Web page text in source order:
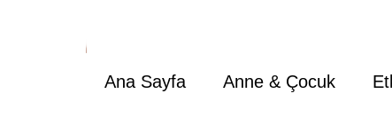
Ana Sayfa Anne & Çocuk